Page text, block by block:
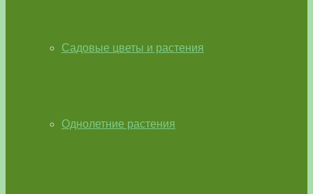
Садовые цветы и растения
Однолетние растения